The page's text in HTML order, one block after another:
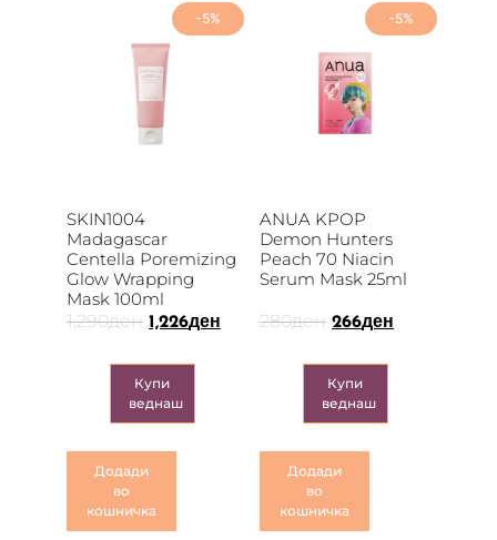
-5%
SKIN1004
Madagascar
Centella Poremizing
Glow Wrapping
Mask 100ml
1,290ден 1,226ден
Купи
веднаш
Додади
во
кошничка
-5%
ANUA KPOP
Demon Hunters
Peach 70 Niacin
Serum Mask 25ml
280ден 266ден
Купи
веднаш
Додади
во
кошничка